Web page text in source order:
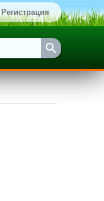
Регистрация